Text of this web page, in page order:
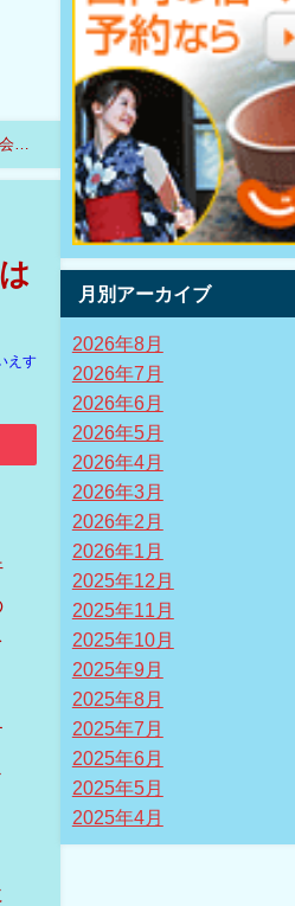
を
えす
月別アーカイブ
2026年8月
2026年7月
2026年6月
2026年5月
2026年4月
2026年3月
2026年2月
2026年1月
2025年12月
2025年11月
2025年10月
2025年9月
2025年8月
2025年7月
2025年6月
2025年5月
2025年4月